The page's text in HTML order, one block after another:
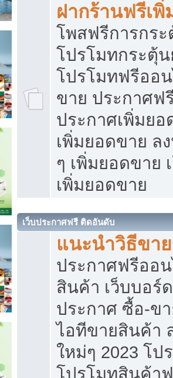
ฝากร้านฟรีเ
โพสฟรีการกร
โปรโมทกระตุ้
โปรโมทฟรีออ
ขาย ประกาศฟ
ประกาศเพิ่มย
เพิ่มยอดขาย ล
ๆ เพิ่มยอดขาย
เพิ่มยอดขาย
เว็บประกาศฟรี ติดอันดับ
แนะนำวิธีขา
ประกาศฟรีออ
สินค้า เว็บบอร์
ประกาศ ซื้อ-ข
ไอทีขายสินค้า
ใหม่ๆ 2023 โป
โปรโมทสินค้า